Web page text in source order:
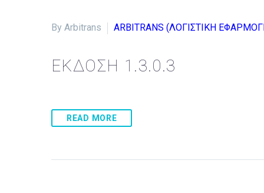
By Arbitrans ARBITRANS (ΛΟΓΙΣΤΙΚΗ
ΕΚΔΟΣΗ 1.3.0.3
READ MORE